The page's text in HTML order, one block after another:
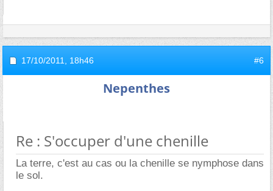
17/10/2011, 18h46 #6
Nepenthes
Re : S'occuper d'une chenille
La terre, c'est au cas ou la chenille se nymphose dans
le sol.